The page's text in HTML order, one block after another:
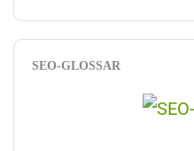
SEO-GLOSSAR